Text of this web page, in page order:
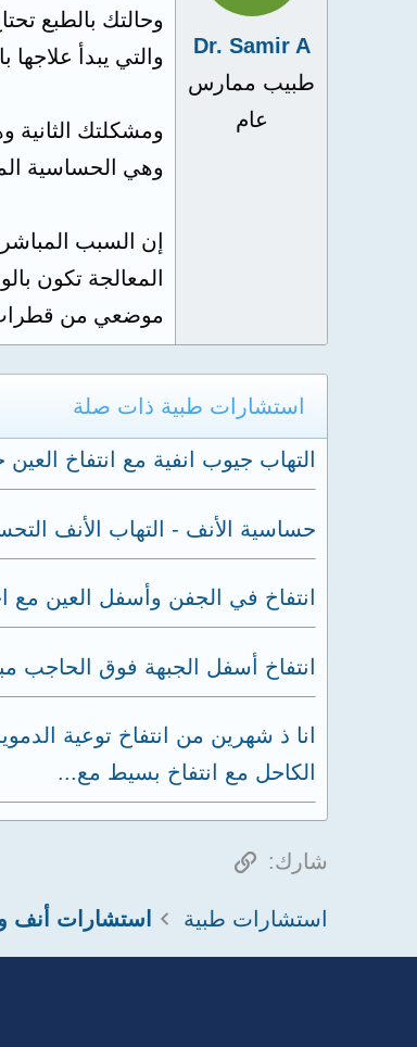
Dr. Samir A
طبيب ممارس
عام
وحالتك بالطبع
والتي يبدأ
ومشكلتك
وهي الحساسية
إن السبب
المعالجة تكون
موضعي من
استشارات طبية ذات صلة
التهاب جيوب انفية مع انتفاخ
حساسية الأنف - التهاب الأنف
انتفاخ في الجفن وأسفل العين مع
انتفاخ أسفل الجبهة فوق الحاجب
انا ذ شهرين من انتفاخ توعية
الكاحل مع انتفاخ بسيط مع...
شارك: الرابط
استشارات طبية استشارات أنف